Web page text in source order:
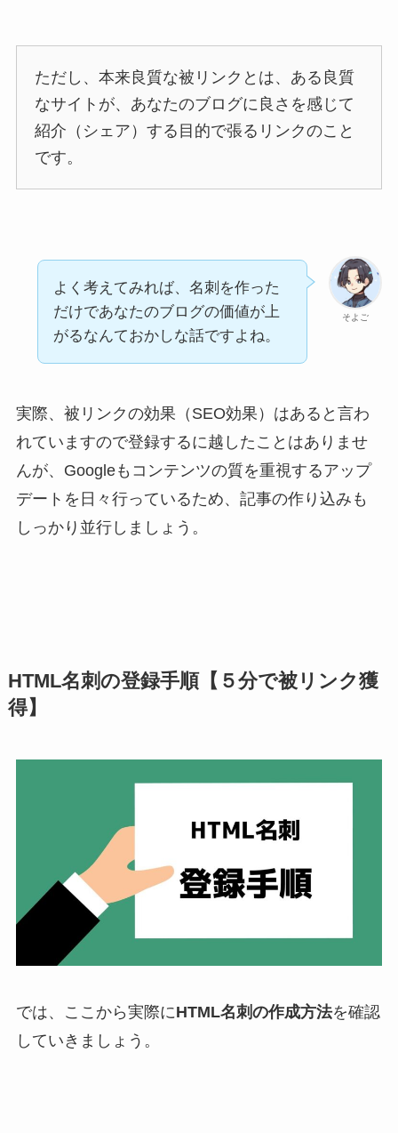
ただし、本来良質な被リンクとは、ある良質
なサイトが、あなたのブログに良さを感じて
紹介（シェア）する目的で張るリンクのこと
です。
そよご
よく考えてみれば、名刺を作った
だけであなたのブログの価値が上
がるなんておかしな話ですよね。
実際、被リンクの効果（SEO効果）はあると言わ
れていますので登録するに越したことはありませ
んが、Googleもコンテンツの質を重視するアップ
デートを日々行っているため、記事の作り込みも
しっかり並行しましょう。
HTML名刺の登録手順【５分で被リンク獲
得】
では、ここから実際にHTML名刺の作成方法を確認
していきましょう。